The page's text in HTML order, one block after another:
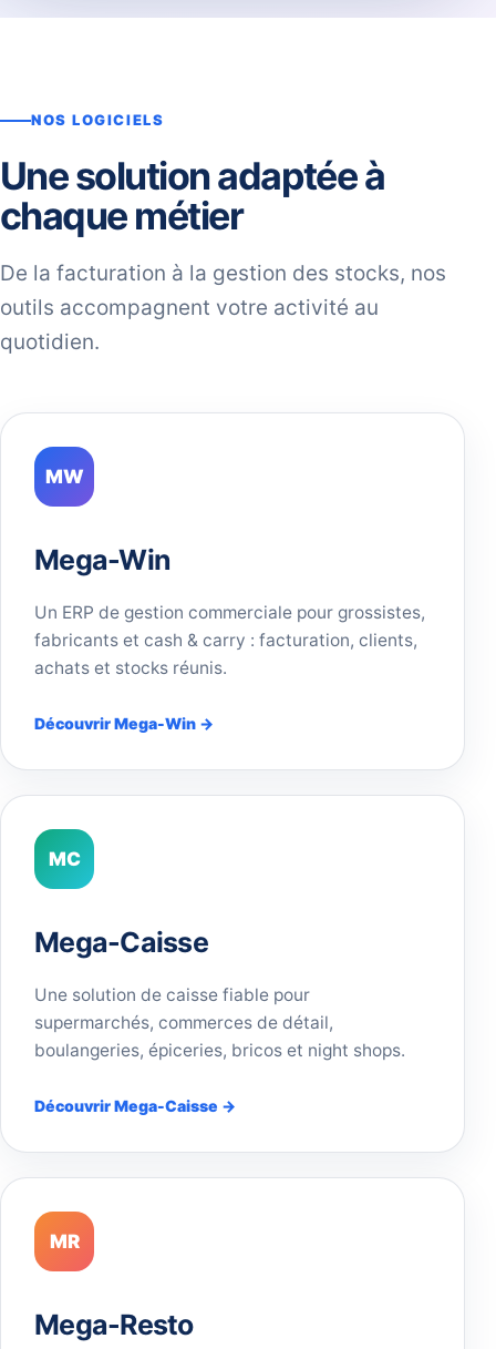
NOS LOGICIELS
Une solution adaptée à
chaque métier
De la facturation à la gestion des stocks, nos
outils accompagnent votre activité au
quotidien.
MW
Mega-Win
Un ERP de gestion commerciale pour grossistes,
fabricants et cash & carry : facturation, clients,
achats et stocks réunis.
Découvrir Mega-Win →
MC
Mega-Caisse
Une solution de caisse fiable pour
supermarchés, commerces de détail,
boulangeries, épiceries, bricos et night shops.
Découvrir Mega-Caisse →
MR
Mega-Resto